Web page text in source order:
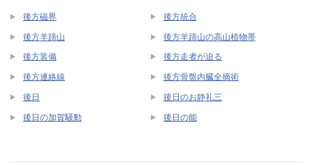
後方磁界 後方統合
後方羊蹄山 後方羊蹄山の高山植物帯
後方装備 後方走者が迫る
後方連絡線 後方骨盤内臓全摘術
後日 後日のお静礼三
後日の加賀騒動 後日の能